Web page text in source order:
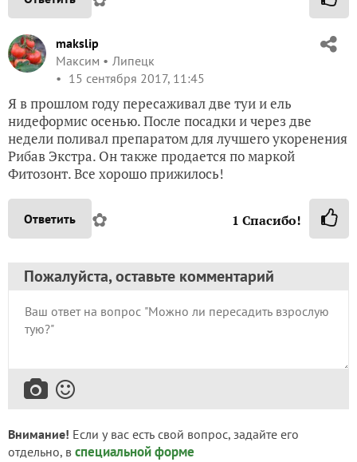
makslip
Максим
Липецк
15 сентября 2017, 11:45
Я в прошлом году пересаживал две туи и ель
нидеформис осенью. После посадки и через две
недели поливал препаратом для лучшего укоренения
Рибав Экстра. Он также продается по маркой
Фитозонт. Все хорошо прижилось!
Ответить ✿ 1 Спасибо!
Пожалуйста, оставьте комментарий
Внимание! Если у вас есть свой вопрос, задайте его
отдельно, в специальной форме